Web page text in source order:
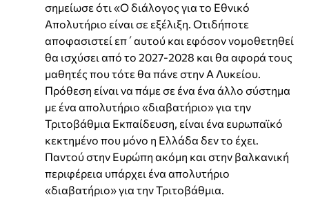
σημείωσε ότι «Ο διάλογος για το Εθνικό
Απολυτήριο είναι σε εξέλιξη. Οτιδήποτε
αποφασιστεί επ΄αυτού και εφόσον νομοθετηθεί
θα ισχύσει από το 2027-2028 και θα αφορά τους
μαθητές που τότε θα πάνε στην Α Λυκείου.
Πρόθεση είναι να πάμε σε ένα ένα άλλο σύστημα
με ένα απολυτήριο «διαβατήριο» για την
Τριτοβάθμια Εκπαίδευση, είναι ένα ευρωπαϊκό
κεκτημένο που μόνο η Ελλάδα δεν το έχει.
Παντού στην Ευρώπη ακόμη και στην βαλκανική
περιφέρεια υπάρχει ένα απολυτήριο
«διαβατήριο» για την Τριτοβάθμια.